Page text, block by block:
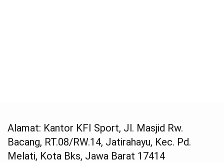
Alamat: Kantor KFI Sport, Jl. Masjid Rw.
Bacang, RT.08/RW.14, Jatirahayu, Kec. Pd.
Melati, Kota Bks, Jawa Barat 17414